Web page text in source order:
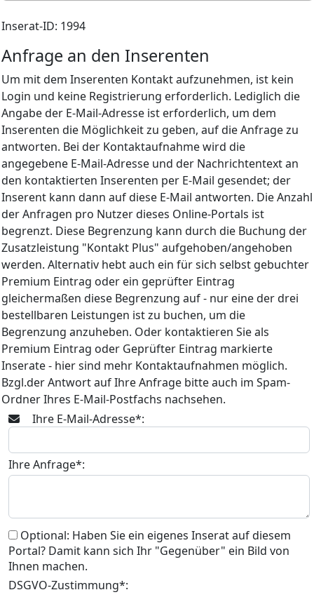
Inserat-ID: 1994
Anfrage an den Inserenten
Um mit dem Inserenten Kontakt aufzunehmen, ist kein
Login und keine Registrierung erforderlich. Lediglich die
Angabe der E-Mail-Adresse ist erforderlich, um dem
Inserenten die Möglichkeit zu geben, auf die Anfrage zu
antworten. Bei der Kontaktaufnahme wird die
angegebene E-Mail-Adresse und der Nachrichtentext an
den kontaktierten Inserenten per E-Mail gesendet; der
Inserent kann dann auf diese E-Mail antworten. Die Anzahl
der Anfragen pro Nutzer dieses Online-Portals ist
begrenzt. Diese Begrenzung kann durch die Buchung der
Zusatzleistung "Kontakt Plus" aufgehoben/angehoben
werden. Alternativ hebt auch ein für sich selbst gebuchter
Premium Eintrag oder ein geprüfter Eintrag
gleichermaßen diese Begrenzung auf - nur eine der drei
bestellbaren Leistungen ist zu buchen, um die
Begrenzung anzuheben. Oder kontaktieren Sie als
Premium Eintrag oder Geprüfter Eintrag markierte
Inserate - hier sind mehr Kontaktaufnahmen möglich.
Bzgl.der Antwort auf Ihre Anfrage bitte auch im Spam-
Ordner Ihres E-Mail-Postfachs nachsehen.
Ihre E-Mail-Adresse*:
Ihre Anfrage*:
Optional: Haben Sie ein eigenes Inserat auf diesem
Portal? Damit kann sich Ihr "Gegenüber" ein Bild von
Ihnen machen.
DSGVO-Zustimmung*: